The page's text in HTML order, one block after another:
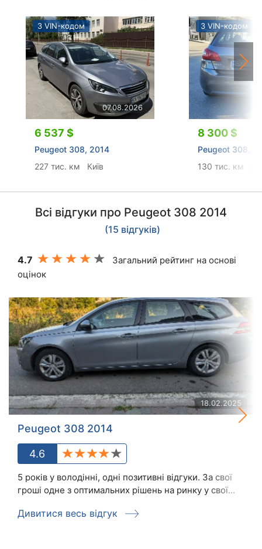
З VIN-кодом
07.08.2026
6 537 $
Peugeot 308, 2014
227 тис. км
Київ
З VIN-кодом
8 300 $
Peugeot 308,
130 тис. км
Всі відгуки про Peugeot 308 2014
(15 відгуків)
4.7
Загальний рейтинг на основі
оцінок
18.02.2025
Peugeot 308 2014
4.6
5 років у володінні, одні позитивні відгуки. За свої
гроші одне з оптимальних рішень на ринку у свої...
Дивитися весь відгук